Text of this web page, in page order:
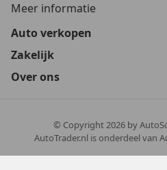
Meer informatie
Auto verkopen
Zakelijk
Over ons
© Copyright2026 by
AutoTrader.nl is onderdeel van